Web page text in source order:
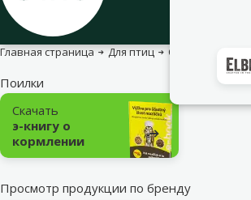
Главная страница Для птиц Оборудование
Поилки
Подкатегория
Скачать
э-книгу о
кормлении
Просмотр продукции по бренду